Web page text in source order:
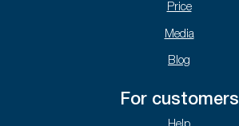
Price
Media
Blog
For customers